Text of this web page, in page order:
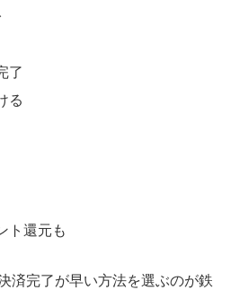
了
る
ト還元も
済完了が早い方法を選ぶのが鉄